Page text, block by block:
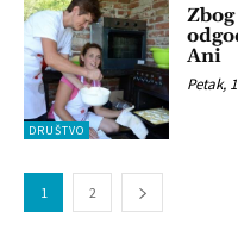
DRUŠTVO
Ani
Petak,
1 2